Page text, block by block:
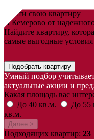
Найти свою квартиру
В Кемерово от
Найдите квартиру,
самые выгодные условия
Подобрать квартиру
Умный подбор
актуальные акции и
Какая площадь вас
До 40 кв.м.
До 55
кв.м.
Далее >
Подходящих квартир: 23